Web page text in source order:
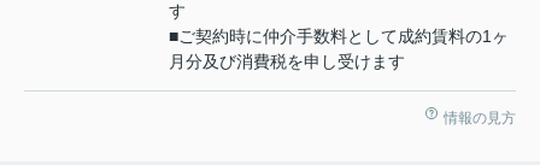
す
■ご契約時に仲介手数料として成約賃料の1ヶ
月分及び消費税を申し受けます
情報の見方